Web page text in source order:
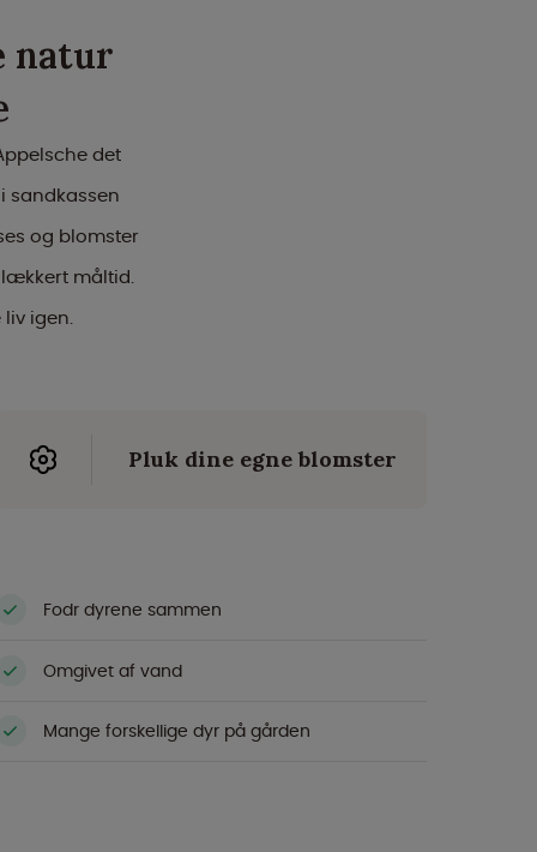
natur
det
sandkassen
og blomster
lækkert måltid.
igen.
Pluk dine egne blomster
Fodr dyrene sammen
Omgivet af vand
Mange forskellige dyr på gården